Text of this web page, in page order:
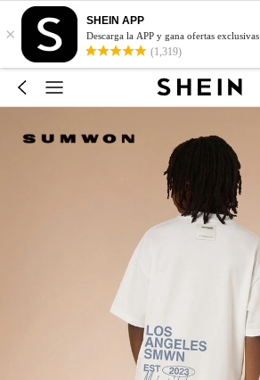
×
SHEIN APP
Descarga la APP y gana ofertas exclusivas
(1,319)